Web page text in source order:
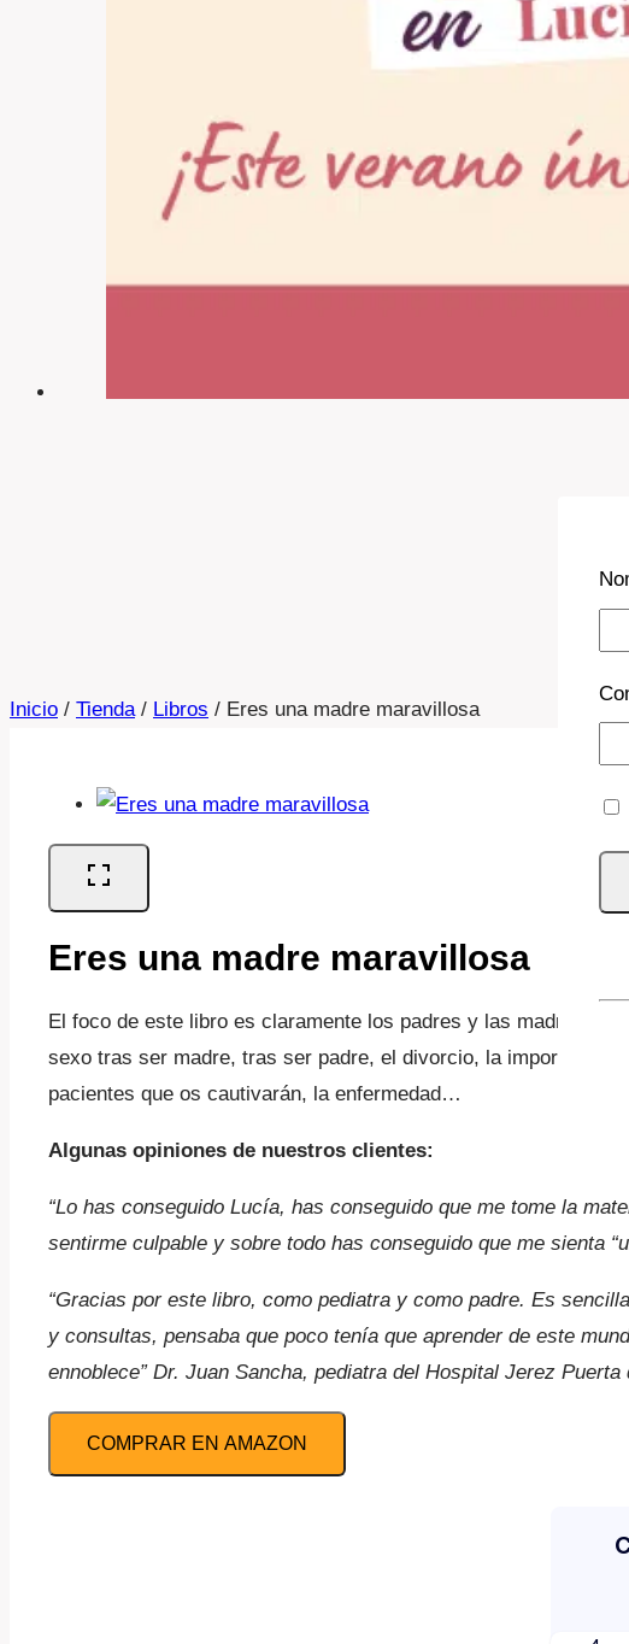
Inicio / Tienda / Libros / Eres una madre maravillosa
Eres una madre maravillosa
El foco de este libro es claramente los padres y las madres;
sexo tras ser madre, tras ser padre, el divorcio, la importancia
pacientes que os cautivarán, la enfermedad…
Algunas opiniones de nuestros clientes:
“Lo has conseguido Lucía, has conseguido que me tome la
sentirme culpable y sobre todo has conseguido que me sienta
“Gracias por este libro, como pediatra y como padre. Es
y consultas, pensaba que poco tenía que aprender de este
ennoblece” Dr. Juan Sancha, pediatra del Hospital Jerez
COMPRAR EN AMAZON